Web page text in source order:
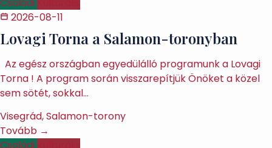
2026-08-11
Lovagi Torna a Salamon-toronyban
Az egész országban egyedülálló programunk a Lovagi
Torna ! A program során visszarepítjük Önöket a közel
sem sötét, sokkal…
Visegrád, Salamon-torony
Tovább →